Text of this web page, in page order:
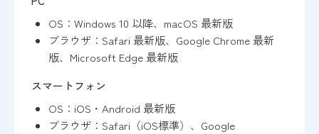
OS：Windows 10 以降、macOS 最新版
ブラウザ：Safari 最新版、Google Chrome 最新
版、Microsoft Edge 最新版
スマートフォン
OS：iOS・Android 最新版
ブラウザ：Safari（iOS標準）、Google